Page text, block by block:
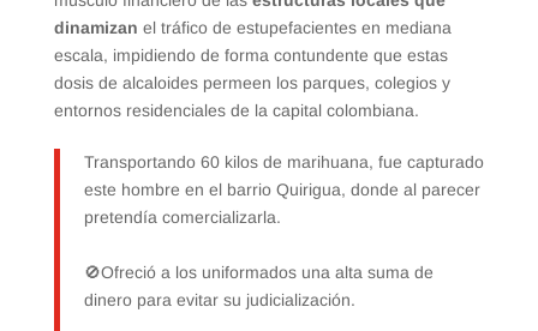
dinamizan el tráfico de estupefacientes en mediana
escala, impidiendo de forma contundente que estas
dosis de alcaloides permeen los parques, colegios y
entornos residenciales de la capital colombiana.
Transportando 60 kilos de marihuana, fue capturado
este hombre en el barrio Quirigua, donde al parecer
pretendía comercializarla.
🚫Ofreció a los uniformados una alta suma de
dinero para evitar su judicialización.